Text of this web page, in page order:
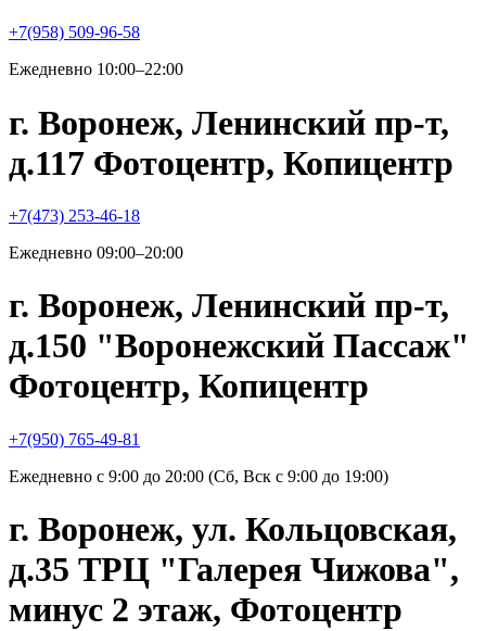
+7(958) 509-96-58
Ежедневно 10:00–22:00
г. Воронеж, Ленинский пр-т,
д.117 Фотоцентр, Копицентр
+7(473) 253-46-18
Ежедневно 09:00–20:00
г. Воронеж, Ленинский пр-т,
д.150 "Воронежский Пассаж"
Фотоцентр, Копицентр
+7(950) 765-49-81
Ежедневно с 9:00 до 20:00 (Сб, Вск с 9:00 до 19:00)
г. Воронеж, ул. Кольцовская,
д.35 ТРЦ "Галерея Чижова",
минус 2 этаж, Фотоцентр